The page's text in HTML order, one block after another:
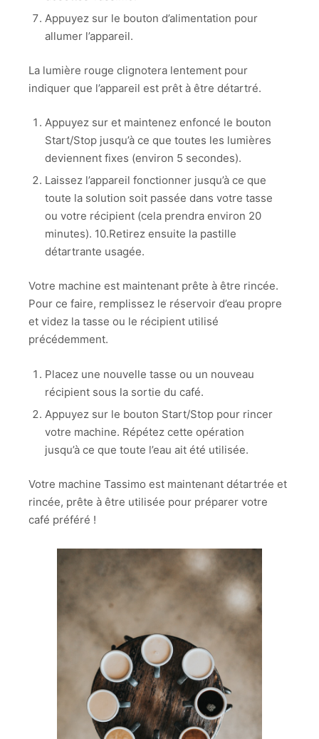
Appuyez sur le bouton d’alimentation pour
allumer l’appareil.
La lumière rouge clignotera lentement pour
indiquer que l’appareil est prêt à être détartré.
Appuyez sur et maintenez enfoncé le bouton
Start/Stop jusqu’à ce que toutes les lumières
deviennent fixes (environ 5 secondes).
Laissez l’appareil fonctionner jusqu’à ce que
toute la solution soit passée dans votre tasse
ou votre récipient (cela prendra environ 20
minutes). 10.Retirez ensuite la pastille
détartrante usagée.
Votre machine est maintenant prête à être rincée.
Pour ce faire, remplissez le réservoir d’eau propre
et videz la tasse ou le récipient utilisé
précédemment.
Placez une nouvelle tasse ou un nouveau
récipient sous la sortie du café.
Appuyez sur le bouton Start/Stop pour rincer
votre machine. Répétez cette opération
jusqu’à ce que toute l’eau ait été utilisée.
Votre machine Tassimo est maintenant détartrée et
rincée, prête à être utilisée pour préparer votre
café préféré !